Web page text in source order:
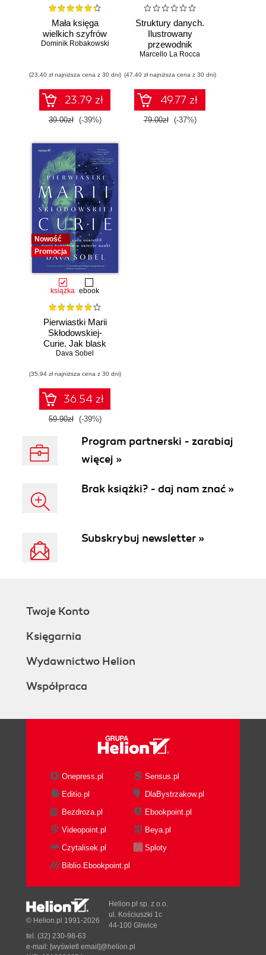
Mała księga
wielkich szyfrów
Dominik Robakowski
(23,40 zł najniższa cena z 30 dni)
23.79 zł
39.00zł (-39%)
Struktury danych.
Ilustrowany
przewodnik
Marcello La Rocca
(47,40 zł najniższa cena z 30 dni)
49.77 zł
79.00zł (-37%)
Nowość
Promocja
książka ebook
Pierwiastki Marii
Skłodowskiej-
Curie. Jak blask
radu oświetlił drogę
świecie nauki
Dava Sobel
(35,94 zł najniższa cena z 30 dni)
36.54 zł
59.90zł (-39%)
Program partnerski - zarabiaj
więcej »
Brak książki? - daj nam znać »
Subskrybuj newsletter »
Twoje Konto
Księgarnia
Wydawnictwo Helion
Współpraca
Onepress.pl
Sensus.pl
Editio.pl
DlaBystrzakow.pl
Bezdroza.pl
Ebookpoint.pl
Videopoint.pl
Beya.pl
Czytalisek.pl
Sploty
Biblio.Ebookpoint.pl
© Helion.pl 1991-2026
Helion.pl sp. z o.o.
ul. Kościuszki 1c
44-100 Gliwice
tel. (32) 230-98-63
e-mail: [wyświetl email]@helion.pl